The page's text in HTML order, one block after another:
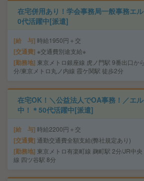
在宅併用あり！学会事務局一般事務エ
0代活躍中[派遣]
給 与 時給1950円＋交
交通費 ※交通費別途支給※
勤務地 東京メトロ銀座線 虎ノ門駅 9番出口か
分/東京メトロ丸ノ内線 霞ケ関駅 徒歩2分
在宅OK！＼公益法人でOA事務！／エ
中！＊50代活躍中[派遣]
給 与 時給2200円＋交
交通費 通勤交通費全額支給(弊社規定あり)
勤務地 東京メトロ有楽町線 麹町駅 2分/JR中央
線 四ツ谷駅 8分